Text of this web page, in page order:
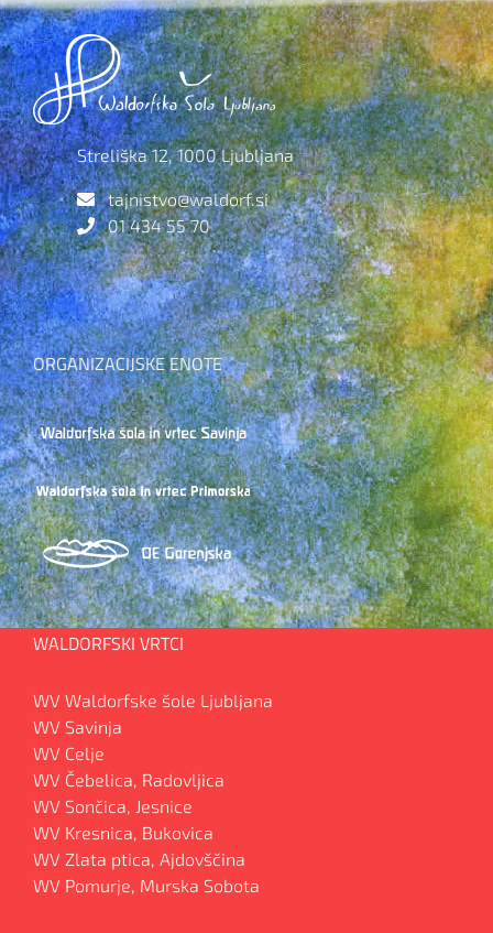
Streliška 12, 1000 Ljubljana
tajnistvo@waldorf.si
01 434 55 70
ORGANIZACIJSKE ENOTE
WALDORFSKI VRTCI
WV Waldorfske šole Ljubljana
WV Savinja
WV Celje
WV Čebelica, Radovljica
WV Sončica, Jesnice
WV Kresnica, Bukovica
WV Zlata ptica, Ajdovščina
WV Pomurje, Murska Sobota